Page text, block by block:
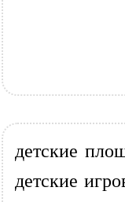
детские
детские